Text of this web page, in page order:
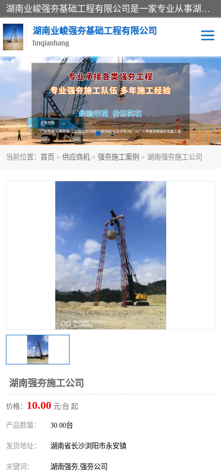
湖南业峻强夯基础工程有限公司是一家专业从事湖南强夯基础工程、强夯机租赁，地基处理的施工单位。业务覆盖：湖南、广东，江西等地。可承接1000KN.m-25000KN.m强夯（置换）工程。公司创始人是国内较早期从事强夯施工的建设者，经过多年的一步一个脚印的发展，在行业内具有较高的度和良好的口碑。
湖南业峻强夯基础工程有限公司
hnqianhang
当前位置： 首页 > 供应商机 > 强夯施工案例 > 湖南强夯施工公司
湖南强夯施工公司
价格： 10.00 元/台 起
产品数量： 30.00台
发货地址： 湖南省长沙浏阳市永安镇
关键词： 湖南强夯,强夯公司
强夯施工案例 强夯机租赁
强夯施工工程 强夯施工队伍
强夯队伍